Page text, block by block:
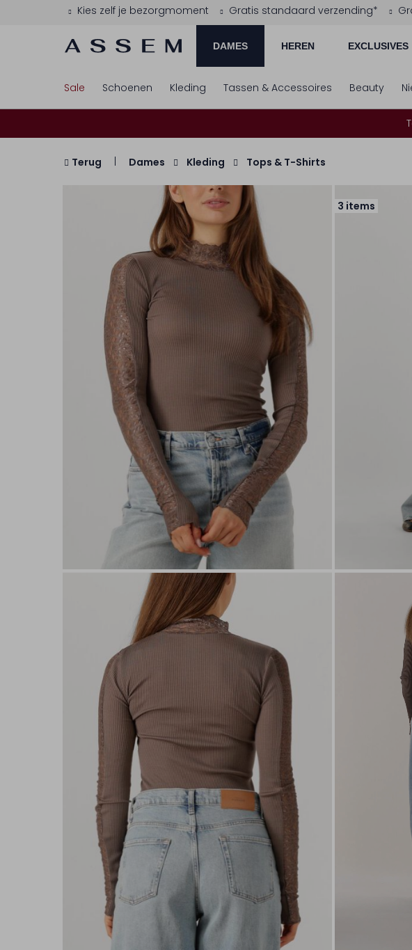
Kies zelf je bezorgmoment Gratis standaard verzending*
DAMES HEREN EXCLUSIVES
Sale Schoenen Kleding Tassen & Accessoires Beauty
Terug Dames Kleding Tops & T-Shirts
3 items